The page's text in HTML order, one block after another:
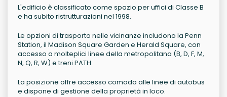
L'edificio è classificato come spazio per uffici di Classe B
e ha subito ristrutturazioni nel 1998.
Le opzioni di trasporto nelle vicinanze includono la Penn
Station, il Madison Square Garden e Herald Square, con
accesso a molteplici linee della metropolitana (B, D, F, M,
N, Q, R, W) e treni PATH.
La posizione offre accesso comodo alle linee di autobus
e dispone di gestione della proprietà in loco.